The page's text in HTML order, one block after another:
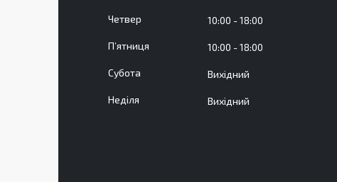
Четвер 10:00 18:00
Пʼятниця 10:00 18:00
Субота Вихідний
Неділя Вихідний